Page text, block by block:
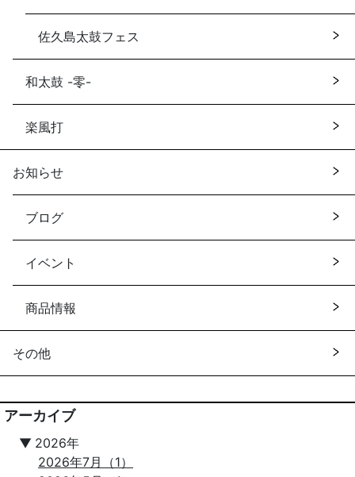
佐久島太鼓フェス
和太鼓 -零-
楽風打
お知らせ
ブログ
イベント
商品情報
その他
アーカイブ
▼ 2026年
2026年7月（1）